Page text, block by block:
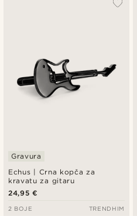
Echus | Crna kopča za
kravatu za gitaru
Gravura
24,95 €
2 BOJE TRENDHIM